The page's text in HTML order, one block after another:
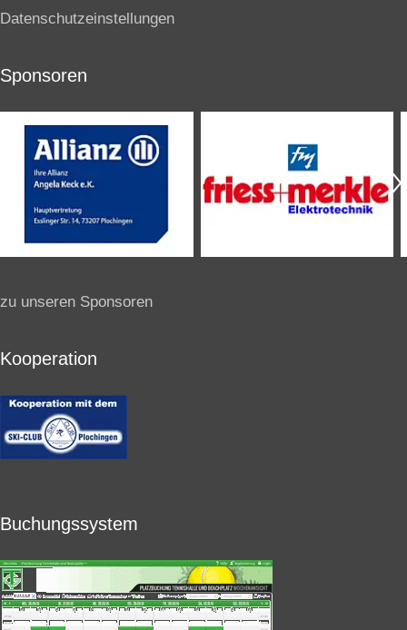
Datenschutzeinstellungen
Sponsoren
zu unseren Sponsoren
Kooperation
Buchungssystem